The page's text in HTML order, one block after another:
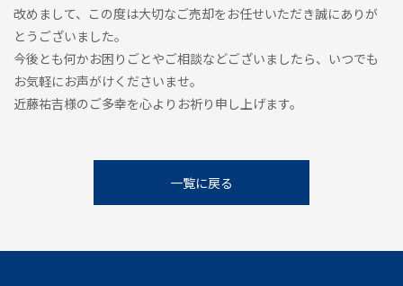
改めまして、この度は大切なご売却をお任せいただき誠にありが
とうございました。
今後とも何かお困りごとやご相談などございましたら、いつでも
お気軽にお声がけくださいませ。
近藤祐吉様のご多幸を心よりお祈り申し上げます。
一覧に戻る